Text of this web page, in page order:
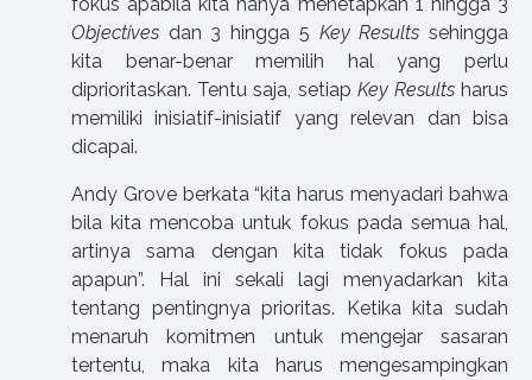
Objectives dan 3 hingga 5 Key Results sehingga
kita benar-benar memilih hal yang perlu
diprioritaskan. Tentu saja, setiap Key Resultsharus
memiliki inisiatif-inisiatif yang relevan dan bisa
dicapai.
Andy Grove berkata “kita harus menyadari bahwa
bila kita mencoba untuk fokus pada semua hal,
artinya sama dengan kita tidak fokus pada
apapun”. Hal ini sekali lagi menyadarkan kita
tentang pentingnya prioritas. Ketika kita sudah
menaruh komitmen untuk mengejar sasaran
tertentu, maka kita harus mengesampingkan